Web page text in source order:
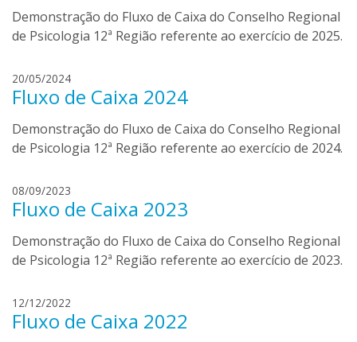
i
e
b
o
r
o
Demonstração do Fluxo de Caixa do Conselho Regional
de Psicologia 12ª Região referente ao exercício de 2025.
20/05/2024d
a
i
e
b
o
r
o
Fluxo de Caixa 2024
Demonstração do Fluxo de Caixa do Conselho Regional
de Psicologia 12ª Região referente ao exercício de 2024.
08/09/2023
a
i
e
b
o
Fluxo de Caixa 2023
Demonstração do Fluxo de Caixa do Conselho Regional
de Psicologia 12ª Região referente ao exercício de 2023.
12/12/2022
a
Fluxo de Caixa 2022